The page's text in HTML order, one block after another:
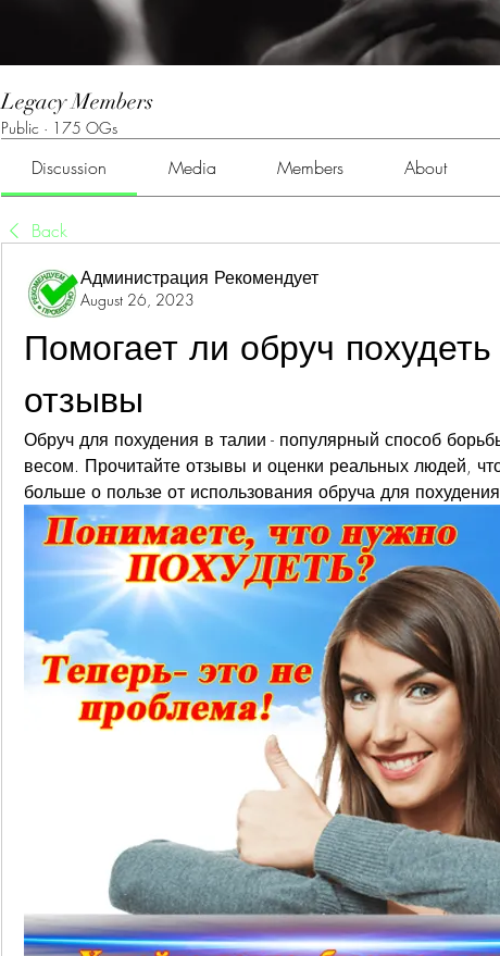
Legacy Members
Public · 175 OGs
Discussion Media Members About
Back
Администрация Рекомендует
August 26, 2023
Помогает ли обруч
отзывы
Обруч для похудения в талии - популярный способ
весом. Прочитайте отзывы и оценки реальных людей,
больше о пользе от использования обруча для